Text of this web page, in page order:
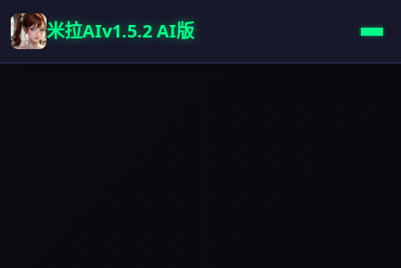
米拉AIv1.5.2 AI版